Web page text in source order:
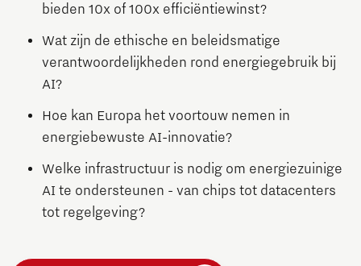
bieden 10x of 100x efficiëntiewinst?
Wat zijn de ethische en beleidsmatige
verantwoordelijkheden rond energiegebruik bij
AI?
Hoe kan Europa het voortouw nemen in
energiebewuste AI-innovatie?
Welke infrastructuur is nodig om energiezuinige
AI te ondersteunen - van chips tot datacenters
tot regelgeving?